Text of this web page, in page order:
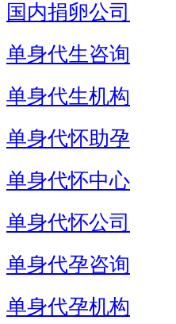
国内捐卵公司
单身代生咨询
单身代生机构
单身代怀助孕
单身代怀中心
单身代怀公司
单身代孕咨询
单身代孕机构